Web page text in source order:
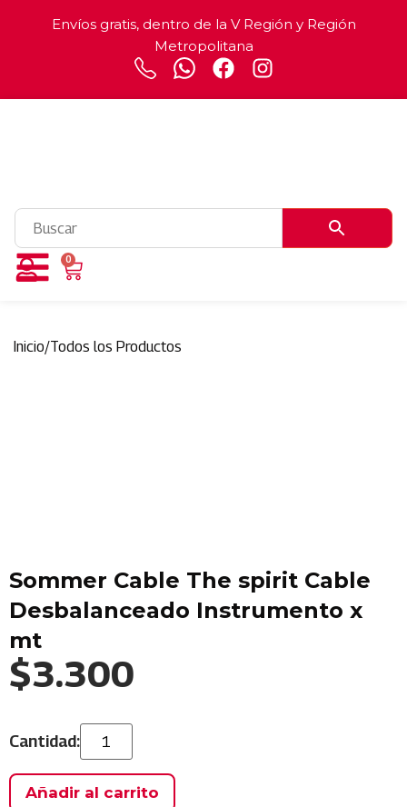
Envíos gratis, dentro de la V Región y Región
Metropolitana
0
Inicio/Todos los Productos
Sommer Cable The spirit Cable
Desbalanceado Instrumento x
mt
$3.300
Añadir al carrito